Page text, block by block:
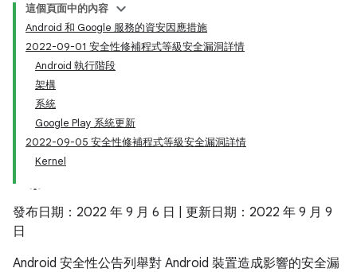
這個頁面中的內容
Android 和 Google 服務的資安因應措施
2022-09-01 安全性修補程式等級安全漏洞詳情
Android 執行階段
架構
系統
Google Play 系統更新
2022-09-05 安全性修補程式等級安全漏洞詳情
Kernel
發布日期：2022 年 9 月 6 日 | 更新日期：2022 年 9 月 9
日
Android 安全性公告列舉對 Android 裝置造成影響的安全漏